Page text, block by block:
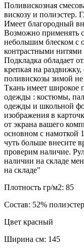
Поливискозная
вискозу и полиэстер.
Имеет благородный
Возможно применять
небольшим блеском с
контрастными
Подкладка обладает
крепкая на
поливискозы зимой
Ткань имеет широкое
одежды : костюмы,
одежды и школьной
изображения в
от экрана вашего
основном с намоткой
чуть больше внесите
проверим наличие.
наличии на складе
на складе"
Плотность гр/м2: 85
Состав: 52%
Цвет красный
Ширина см: 145